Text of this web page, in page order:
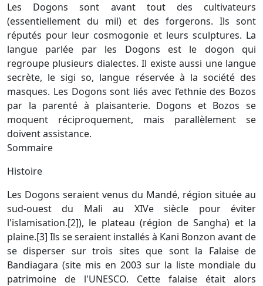
Les Dogons sont avant tout des cultivateurs
(essentiellement du mil) et des forgerons. Ils sont
réputés pour leur cosmogonie et leurs sculptures. La
langue parlée par les Dogons est le dogon qui
regroupe plusieurs dialectes. Il existe aussi une langue
secrète, le sigi so, langue réservée à la société des
masques. Les Dogons sont liés avec l’ethnie des Bozos
par la parenté à plaisanterie. Dogons et Bozos se
moquent réciproquement, mais parallèlement se
doivent assistance.
Sommaire
Histoire
Les Dogons seraient venus du Mandé, région située au
sud-ouest du Mali au XIVe siècle pour éviter
l'islamisation.[2]), le plateau (région de Sangha) et la
plaine.[3] Ils se seraient installés à Kani Bonzon avant de
se disperser sur trois sites que sont la Falaise de
Bandiagara (site mis en 2003 sur la liste mondiale du
patrimoine de l'UNESCO. Cette falaise était alors